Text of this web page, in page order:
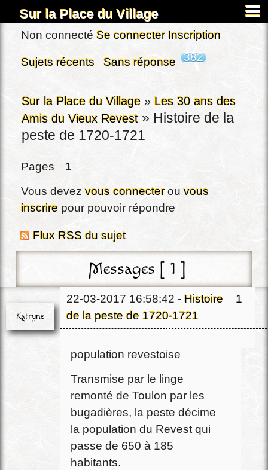
Sur la Place du Village
Accueil
À propos
Images&Docs
Chercher
Actus
Dardennes
Inscription
Connexion
Non connecté Se connecter Inscription
Sujets récents Sans réponse 382
Sur la Place du Village » Les 30 ans des
Amis du Vieux Revest » Histoire de la
peste de 1720-1721
Pages
1
Vous devezvous connecterouvous
inscrire pour pouvoir répondre
Flux RSS du sujet
Messages [ 1 ]
1
Katryne
22-03-2017 16:58:42 - Histoire
de la peste de 1720-1721
Déconnecté
population revestoise
Transmise par le linge
remonté de Toulon par les
bugadières, la peste décime
la population du Revest qui
passe de 650 à 185
habitants.